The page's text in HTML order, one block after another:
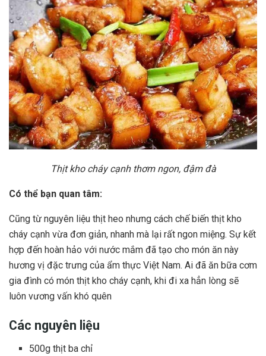
Thịt kho cháy cạnh thơm ngon, đậm đà
Có thể bạn quan tâm:
Cũng từ nguyên liệu thịt heo nhưng cách chế biến thịt kho
cháy cạnh vừa đơn giản, nhanh mà lại rất ngon miệng. Sự kết
hợp đến hoàn hảo với nước mắm đã tạo cho món ăn này
hương vị đặc trưng của ẩm thực Việt Nam. Ai đã ăn bữa cơm
gia đình có món thịt kho cháy cạnh, khi đi xa hẳn lòng sẽ
luôn vương vấn khó quên
Các nguyên liệu
500g thịt ba chỉ